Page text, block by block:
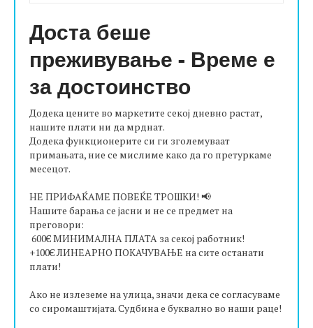
Доста беше
преживување - Време е
за достоинство
Додека цените во маркетите секој дневно растат,
нашите плати ни да мрднат.
Додека функционерите си ги зголемуваат
примањата, ние се мислиме како да го претуркаме
месецот.
НЕ ПРИФАЌАМЕ ПОВЕЌЕ ТРОШКИ! 📢
Нашите барања се јасни и не се предмет на
преговори:
600€ МИНИМАЛНА ПЛАТА за секој работник!
+100€ ЛИНЕАРНО ПОКАЧУВАЊЕ на сите останати
плати!
Ако не излеземе на улица, значи дека се согласуваме
со сиромаштијата. Судбина е буквално во наши раце!